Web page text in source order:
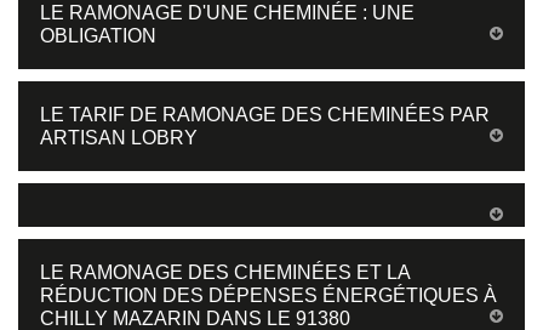
LE RAMONAGE D'UNE CHEMINÉE : UNE
OBLIGATION
LE TARIF DE RAMONAGE DES CHEMINÉES PAR
ARTISAN LOBRY
LE RAMONAGE DES CHEMINÉES ET LA
RÉDUCTION DES DÉPENSES ÉNERGÉTIQUES À
CHILLY MAZARIN DANS LE 91380